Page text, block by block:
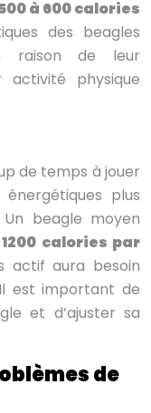
à 600 calories
des beagles
raison de leur
physique
de temps à jouer
plus
beagle moyen
calories par
actif aura besoin
est important de
et d’ajuster sa
de